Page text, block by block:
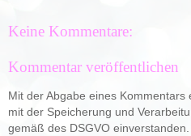
Keine Kommentare:
Kommentar veröffentlichen
Mit der Abgabe eines Kommentars
mit der Speicherung und
gemäß des DSGVO einverstanden.